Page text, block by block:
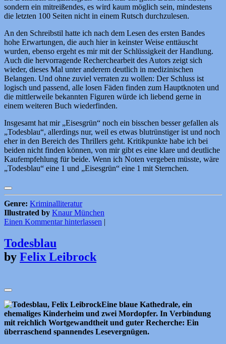
sondern ein mitreißendes, es wird kaum möglich sein, mindestens
die letzten 100 Seiten nicht in einem Rutsch durchzulesen.
An den Schreibstil hatte ich nach dem Lesen des ersten Bandes
hohe Erwartungen, die auch hier in keinster Weise enttäuscht
wurden, ebenso ergeht es mir mit der Schlüssigkeit der Handlung.
Auch die hervorragende Recherchearbeit des Autors zeigt sich
wieder, dieses Mal unter anderem deutlich in medizinischen
Belangen. Und ohne zuviel verraten zu wollen: Der Schluss ist
logisch und passend, alle losen Fäden finden zum Hauptknoten und
die mittlerweile bekannten Figuren würde ich liebend gerne in
einem weiteren Buch wiederfinden.
Insgesamt hat mir „Eisesgrün“ noch ein bisschen besser gefallen als
„Todesblau“, allerdings nur, weil es etwas blutrünstiger ist und noch
eher in den Bereich des Thrillers geht. Kritikpunkte habe ich bei
beiden nicht finden können, von mir gibt es eine klare und deutliche
Kaufempfehlung für beide. Wenn ich Noten vergeben müsste, wäre
„Todesblau“ eine 1 und „Eisesgrün“ eine 1 mit Sternchen.
Genre: Kriminalliteratur
Illustrated by Knaur München
Einen Kommentar hinterlassen
Todesblau
by Felix Leibrock
Eine blaue Kathedrale, ein
ehemaliges Kinderheim und zwei Mordopfer. In Verbindung
mit reichlich Wortgewandtheit und guter Recherche: Ein
überraschend spannendes Lesevergnügen.